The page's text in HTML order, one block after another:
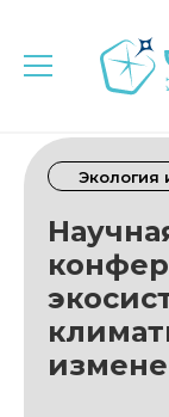
Экология